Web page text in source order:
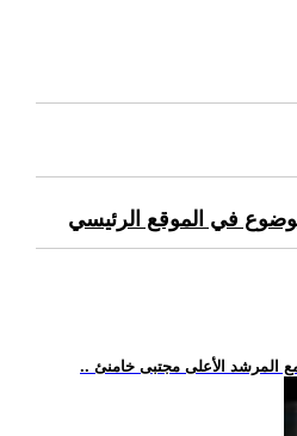
في الموقع الرئيسي
مع المرشد الأعلى مجتبى خامنئ